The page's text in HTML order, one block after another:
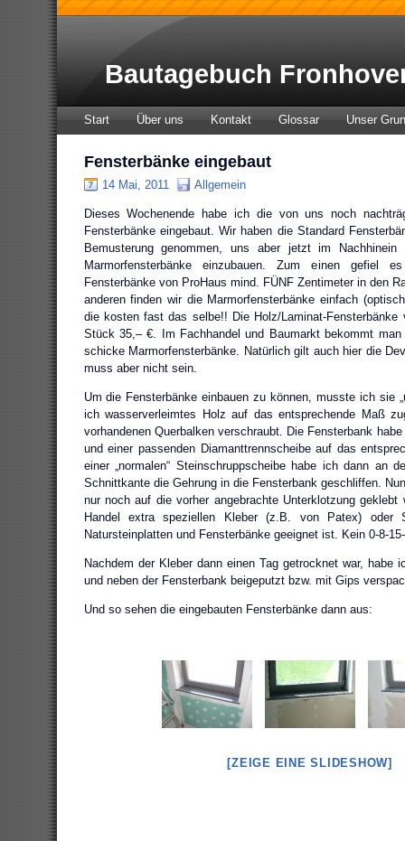
Bautagebuch
Start Über uns Kontakt Glossar Unser
Fensterbänke eingebaut
14 Mai, 2011 Allgemein
Dieses Wochenende habe ich die von uns noch
Fensterbänke eingebaut. Wir haben die Standard
Bemusterung genommen, uns aber jetzt im Nachhinein
Marmorfensterbänke einzubauen. Zum einen gefiel
Fensterbänke von ProHaus mind. FÜNF Zentimeter in den
anderen finden wir die Marmorfensterbänke einfach
die kosten fast das selbe!! Die Holz/Laminat-Fensterbänke
Stück 35,– €. Im Fachhandel und Baumarkt bekommt
schicke Marmorfensterbänke. Natürlich gilt auch hier die
muss aber nicht sein.
Um die Fensterbänke einbauen zu können, musste ich sie
ich wasserverleimtes Holz auf das entsprechende Maß
vorhandenen Querbalken verschraubt. Die Fensterbank
und einer passenden Diamanttrennscheibe auf das
einer „normalen“ Steinschruppscheibe habe ich dann an
Schnittkante die Gehrung in die Fensterbank geschliffen.
nur noch auf die vorher angebrachte Unterklotzung
Handel extra speziellen Kleber (z.B. von Patex) oder
Natursteinplatten und Fensterbänke geeignet ist. Kein 0-8-
Nachdem der Kleber dann einen Tag getrocknet war, habe
und neben der Fensterbank beigeputzt bzw. mit Gips
Und so sehen die eingebauten Fensterbänke dann aus:
[ZEIGE EINE SLIDESHOW]